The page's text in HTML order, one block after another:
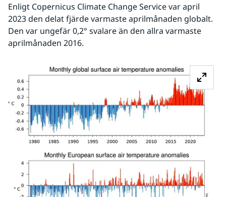
Enligt Copernicus Climate Change Service var april
2023 den delat fjärde varmaste aprilmånaden globalt.
Den var ungefär 0,2° svalare än den allra varmaste
aprilmånaden 2016.